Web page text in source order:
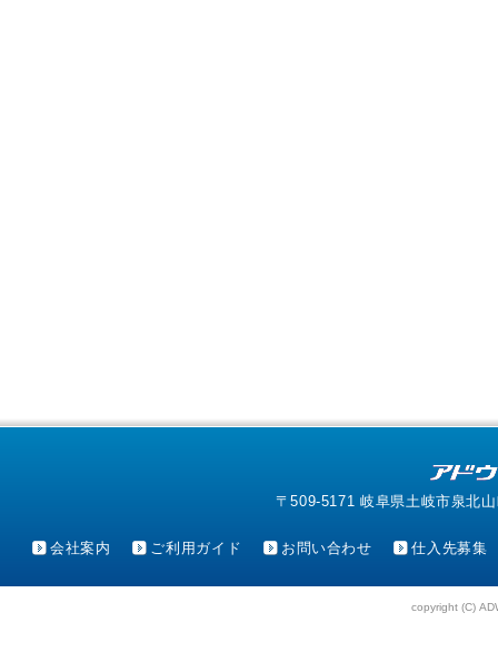
〒509-5171 岐阜県土岐市泉北
会社案内 ご利用ガイド お問い合わせ 仕入先募集
copyright (C)